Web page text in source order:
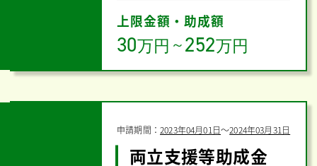
上限金額・助成額
30万円 ～252万円
申請期間：2023年04月01日〜2024年03月31日
両立支援等助成金